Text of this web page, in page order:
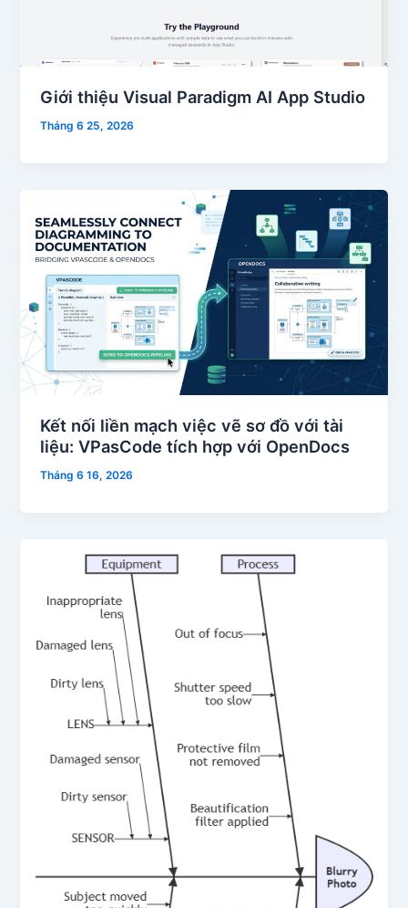
Giới thiệu Visual Paradigm AI App Studio
Tháng 6 25, 2026
Kết nối liền mạch việc vẽ sơ đồ với tài
liệu: VPasCode tích hợp với OpenDocs
Tháng 6 16, 2026